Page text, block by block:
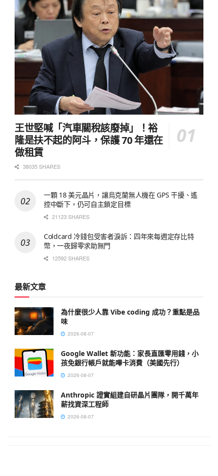
王世堅喊「汽車關稅該廢掉」！裕
隆是扶不起的阿斗，保護 70 年還在
做租賃
38035 SHARES
一顆 18 美元晶片，讓烏克蘭無人機在 GPS 干擾、遙
控中斷下，仍可自主鎖定目標
21123 SHARES
Coldcard 冷錢包受害者淚訴：四年來每週定存比特
幣，一夜歸零求助無門
12592 SHARES
最新文章
為什麼很少人靠 Vibe coding 成功？重點是品
味
2026-08-07
Google Wallet 新功能：家長直匯零用錢，小
孩免銀行帳戶就能嗶卡消費（美國先行）
2026-08-07
Anthropic 證實組建自研晶片團隊，開千萬年
薪找資深工程師
2026-08-07